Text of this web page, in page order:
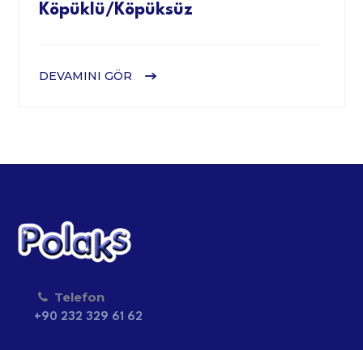
Köpüklü/Köpüksüz
DEVAMINI GÖR
Telefon
+90 232 329 61 62